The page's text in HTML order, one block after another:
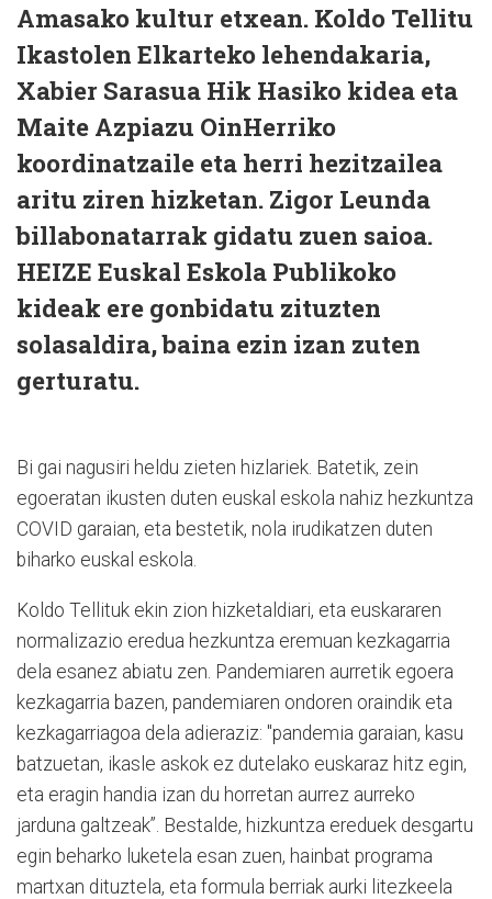
Amasako kultur etxean. Koldo Tellitu
Ikastolen Elkarteko lehendakaria,
Xabier Sarasua Hik Hasiko kidea eta
Maite Azpiazu OinHerriko
koordinatzaile eta herri hezitzailea
aritu ziren hizketan. Zigor Leunda
billabonatarrak gidatu zuen saioa.
HEIZE Euskal Eskola Publikoko
kideak ere gonbidatu zituzten
solasaldira, baina ezin izan zuten
gerturatu.
Bi gai nagusiri heldu zieten hizlariek. Batetik, zein
egoeratan ikusten duten euskal eskola nahiz hezkuntza
COVID garaian, eta bestetik, nola irudikatzen duten
biharko euskal eskola.
Koldo Tellituk ekin zion hizketaldiari, eta euskararen
normalizazio eredua hezkuntza eremuan kezkagarria
dela esanez abiatu zen. Pandemiaren aurretik egoera
kezkagarria bazen, pandemiaren ondoren oraindik eta
kezkagarriagoa dela adieraziz: "pandemia garaian, kasu
batzuetan, ikasle askok ez dutelako euskaraz hitz egin,
eta eragin handia izan du horretan aurrez aurreko
jarduna galtzeak”. Bestalde, hizkuntza ereduek desgartu
egin beharko luketela esan zuen, hainbat programa
martxan dituztela, eta formula berriak aurki litezkeela